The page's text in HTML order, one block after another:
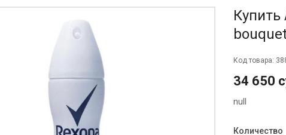
Купить
Код товара:
34 650
null
Количество